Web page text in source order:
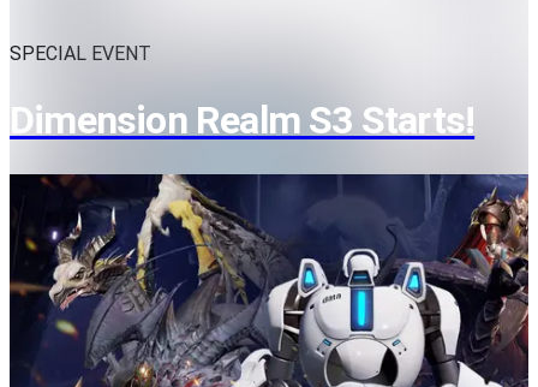
SPECIAL EVENT
Dimension Realm S3 Starts!